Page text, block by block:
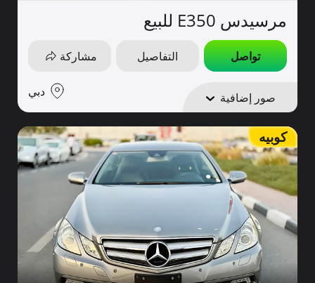
مرسيدس E350 للبيع
تواصل التفاصيل مشاركة
صور إضافية دبي
كوبيه